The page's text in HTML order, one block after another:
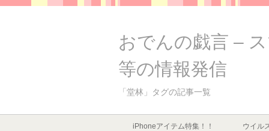
おでんの戯言 –
等の情報発信
「堂林」タグの記事一覧
iPhoneアイテム特集！！ ウイル